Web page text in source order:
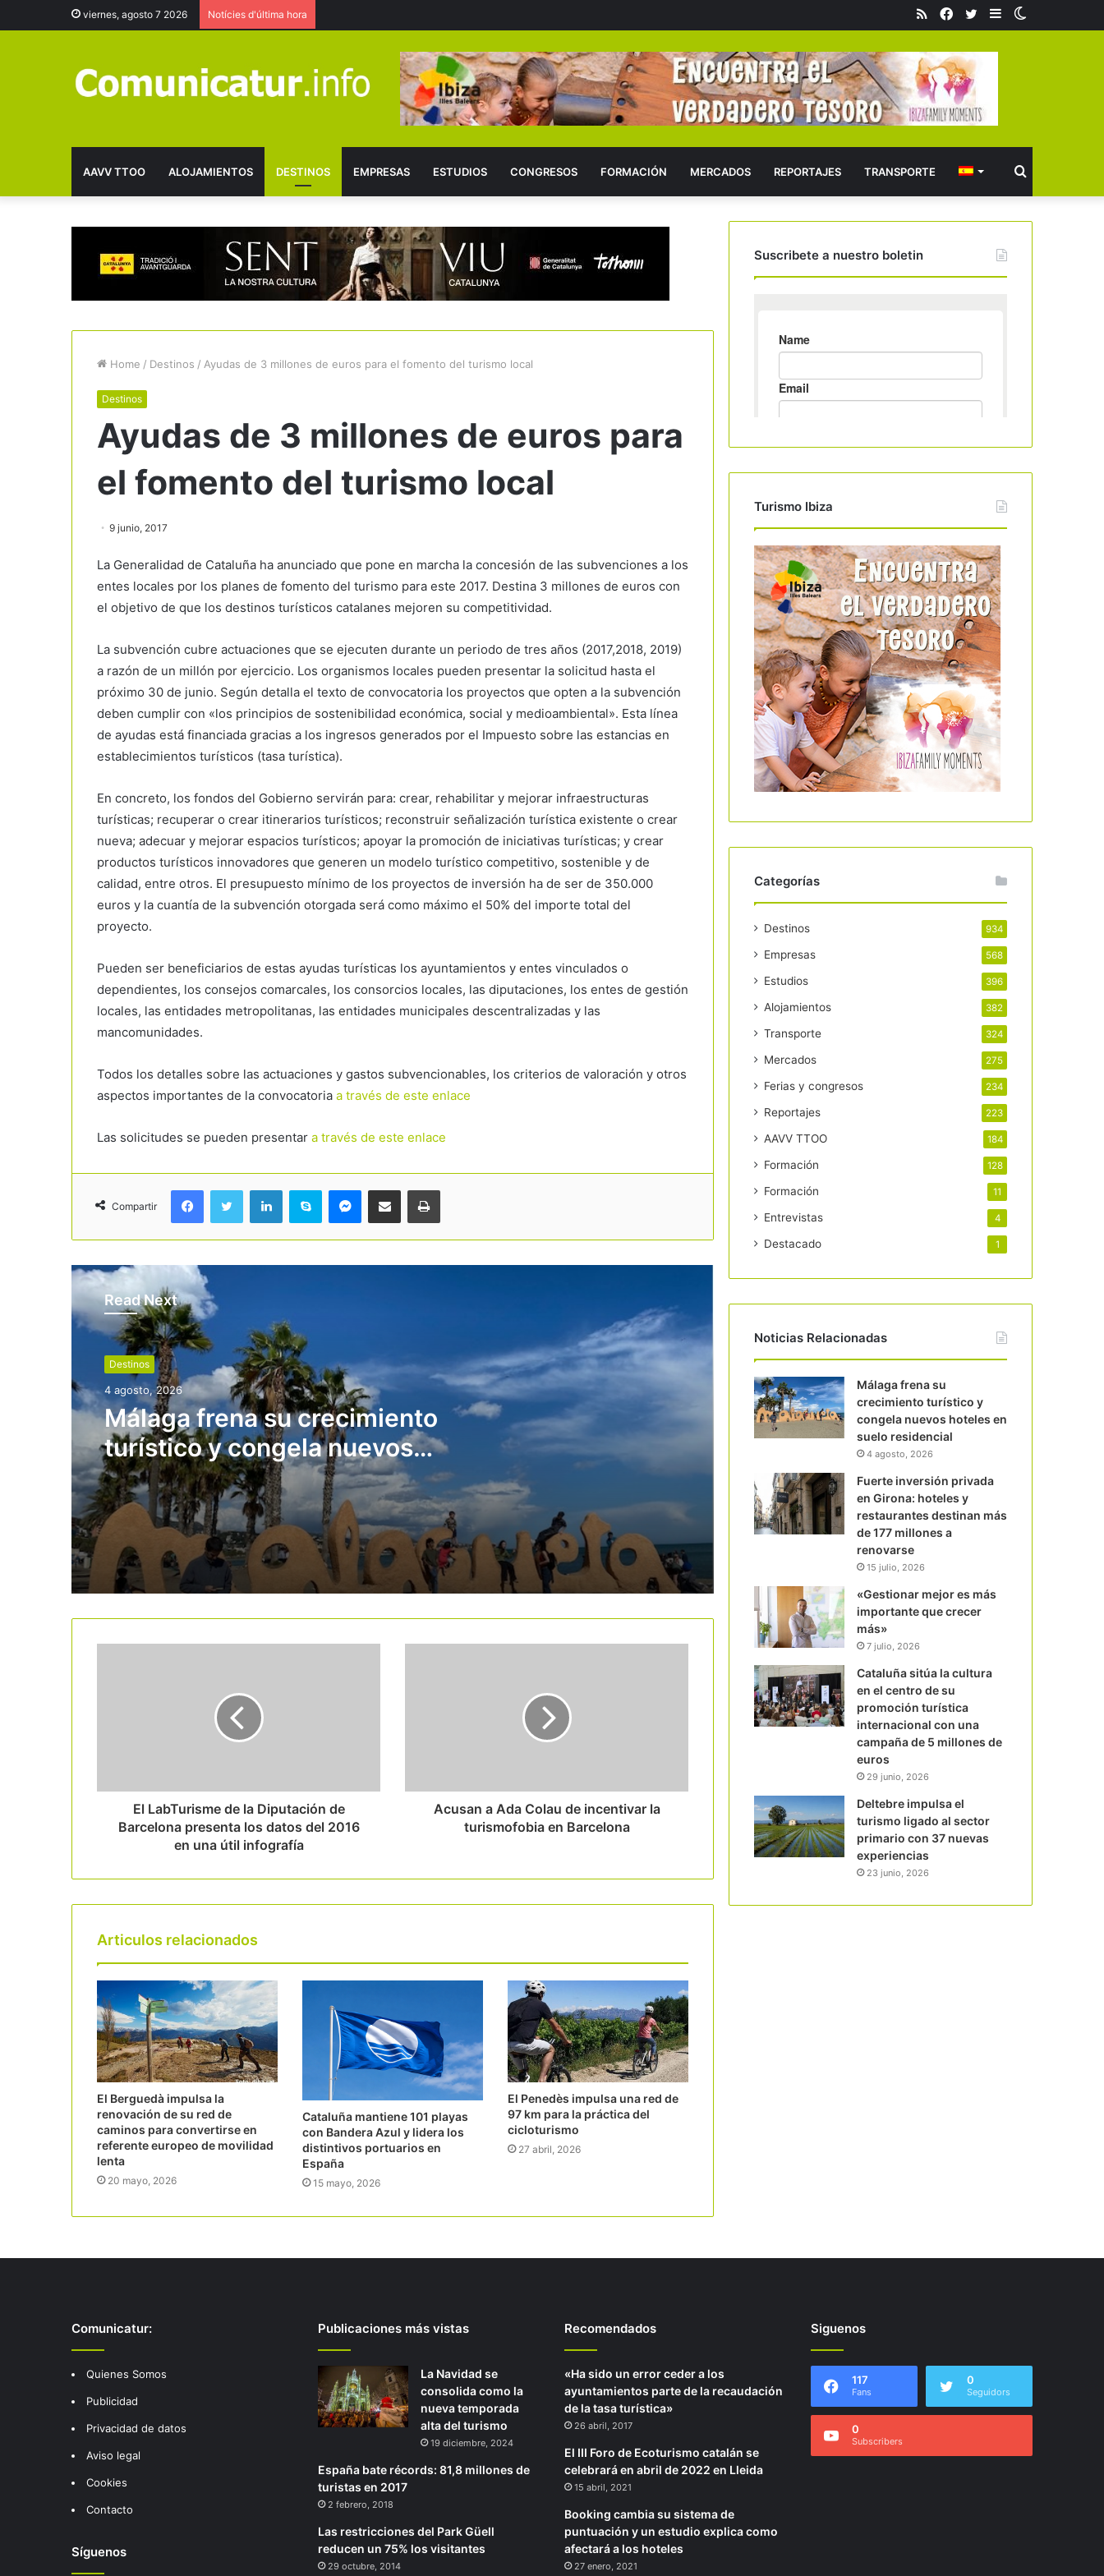
viernes, agosto 7 2026 Notícies d'última hora
Barra
Twitter
Facebook
RSS
AAVV TTOO ALOJAMIENTOS DESTINOS EMPRESAS ESTUDIOS CONGRESOS FORMACIÓN MERCADOS REPORTAJES TRANSPORTE Buscar
Home / Destinos / Ayudas de 3 millones de euros para el fomento del turismo local
Destinos
Ayudas de 3 millones de euros para
el fomento del turismo local
9 junio, 2017
La Generalidad de Cataluña ha anunciado que pone en marcha la concesión de las subvenciones a los
entes locales por los planes de fomento del turismo para este 2017. Destina 3 millones de euros con
el objetivo de que los destinos turísticos catalanes mejoren su competitividad.
La subvención cubre actuaciones que se ejecuten durante un periodo de tres años (2017,2018, 2019)
a razón de un millón por ejercicio. Los organismos locales pueden presentar la solicitud hasta el
próximo 30 de junio. Según detalla el texto de convocatoria los proyectos que opten a la subvención
deben cumplir con «los principios de sostenibilidad económica, social y medioambiental». Esta línea
de ayudas está financiada gracias a los ingresos generados por el Impuesto sobre las estancias en
establecimientos turísticos (tasa turística).
En concreto, los fondos del Gobierno servirán para: crear, rehabilitar y mejorar infraestructuras
turísticas; recuperar o crear itinerarios turísticos; reconstruir señalización turística existente o crear
nueva; adecuar y mejorar espacios turísticos; apoyar la promoción de iniciativas turísticas; y crear
productos turísticos innovadores que generen un modelo turístico competitivo, sostenible y de
calidad, entre otros. El presupuesto mínimo de los proyectos de inversión ha de ser de 350.000
euros y la cuantía de la subvención otorgada será como máximo el 50% del importe total del
proyecto.
Pueden ser beneficiarios de estas ayudas turísticas los ayuntamientos y entes vinculados o
dependientes, los consejos comarcales, los consorcios locales, las diputaciones, los entes de gestión
locales, las entidades metropolitanas, las entidades municipales descentralizadas y las
mancomunidades.
Todos los detalles sobre las actuaciones y gastos subvencionables, los criterios de valoración y otros
aspectos importantes de la convocatoria a través de este enlace
Las solicitudes se pueden presentar a través de este enlace
Compartir
Read Next
Destinos
4 agosto, 2026
Málaga frena su crecimiento
turístico y congela nuevos
hoteles en suelo residencial
Málaga frena su crecimiento turístico y
hoteles y restaurantes destinan más
Cataluña sitúa la cultura en el centro
de su promoción turística internacional
con una campaña de 5 millones de
euros
Deltebre impulsa el turismo ligado al
sector primario con 37 nuevas
experiencias
El Vallès Oriental apuesta por el
cicloturismo con una ruta gravel de
343 kilómetros
Las 9 rutas del vino catalanas crean la
Red de Rutas del Vino de Cataluña
La tasa turística se abre paso en los
visitantes en una década
Ibiza llama al sector a adherirse al
El LabTurisme de la Diputación de
Barcelona presenta los datos del 2016
en una útil infografía
Acusan a Ada Colau de incentivar la
turismofobia en Barcelona
Articulos relacionados
El Berguedà impulsa la
renovación de su red de
caminos para convertirse en
referente europeo de movilidad
lenta
20 mayo, 2026
Cataluña mantiene 101 playas
con Bandera Azul y lidera los
distintivos portuarios en
España
15 mayo, 2026
El Penedès impulsa una red de
97 km para la práctica del
cicloturismo
27 abril, 2026
Suscribete a nuestro boletin
Turismo Ibiza
Categorías
Destinos 934
Empresas 568
Estudios 396
Alojamientos 382
Transporte 324
Mercados 275
Ferias y congresos 234
Reportajes 223
AAVV TTOO 184
Formación 128
Formación 11
Entrevistas 4
Destacado 1
Noticias Relacionadas
Málaga frena su
crecimiento turístico y
congela nuevos hoteles en
suelo residencial
4 agosto, 2026
Fuerte inversión privada
en Girona: hoteles y
restaurantes destinan más
de 177 millones a
renovarse
15 julio, 2026
«Gestionar mejor es más
importante que crecer
más»
7 julio, 2026
Cataluña sitúa la cultura
en el centro de su
promoción turística
internacional con una
campaña de 5 millones de
euros
29 junio, 2026
Deltebre impulsa el
turismo ligado al sector
primario con 37 nuevas
experiencias
23 junio, 2026
Comunicatur:
Quienes Somos
Publicidad
Privacidad de datos
Aviso legal
Cookies
Contacto
Síguenos
Publicaciones más vistas
La Navidad se
consolida como la
nueva temporada
alta del turismo
19 diciembre, 2024
España bate récords: 81,8 millones de
turistas en 2017
2 febrero, 2018
Las restricciones del Park Güell
reducen un 75% los visitantes
29 octubre, 2014
Recomendados
«Ha sido un error ceder a los
ayuntamientos parte de la recaudación
de la tasa turística»
26 abril, 2017
El III Foro de Ecoturismo catalán se
celebrará en abril de 2022 en Lleida
15 abril, 2021
Booking cambia su sistema de
puntuación y un estudio explica como
afectará a los hoteles
27 enero, 2021
Siguenos
117
Fans
0
Seguidors
0
Subscribers